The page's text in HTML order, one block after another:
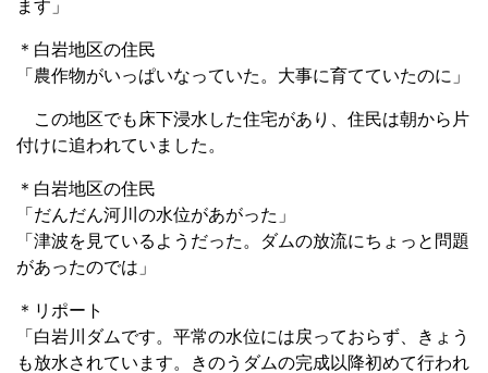
ます」
＊白岩地区の住民
「農作物がいっぱいなっていた。大事に育てていたのに」
この地区でも床下浸水した住宅があり、住民は朝から片
付けに追われていました。
＊白岩地区の住民
「だんだん河川の水位があがった」
「津波を見ているようだった。ダムの放流にちょっと問題
があったのでは」
＊リポート
「白岩川ダムです。平常の水位には戻っておらず、きょう
も放水されています。きのうダムの完成以降初めて行われ